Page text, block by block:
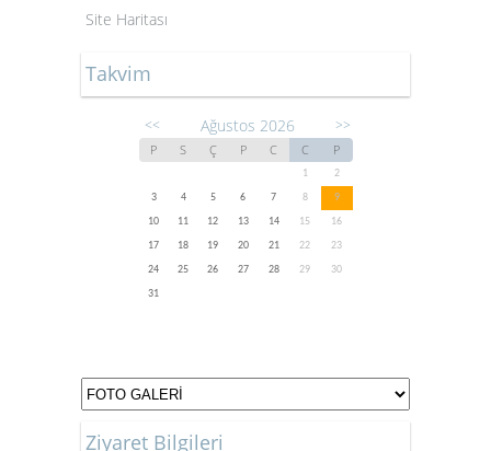
Site Haritası
Takvim
<< Ağustos 2026 >>
P S Ç P C C P
1
2
3
4 5 6 7 8
9
10
11 12 13 14 15
16
17
18 19 20 21 22
23
24
25 26 27 28 29
30
31
Ziyaret Bilgileri